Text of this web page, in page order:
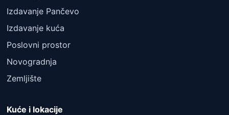
Izdavanje Pančevo
Izdavanje kuća
Poslovni prostor
Novogradnja
Zemljište
Kuće i lokacije